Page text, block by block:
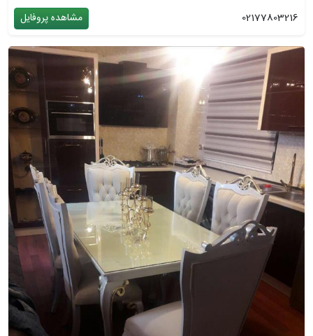
02177803216
مشاهده پروفایل